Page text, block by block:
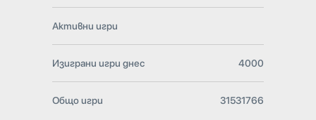
Активни игри
Изиграни игри днес 4000
Общо игри 31531766